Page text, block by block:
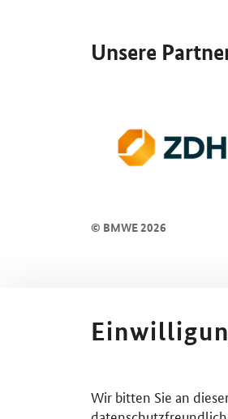
Unsere
© BMWE 2026
Wir bitten Sie an